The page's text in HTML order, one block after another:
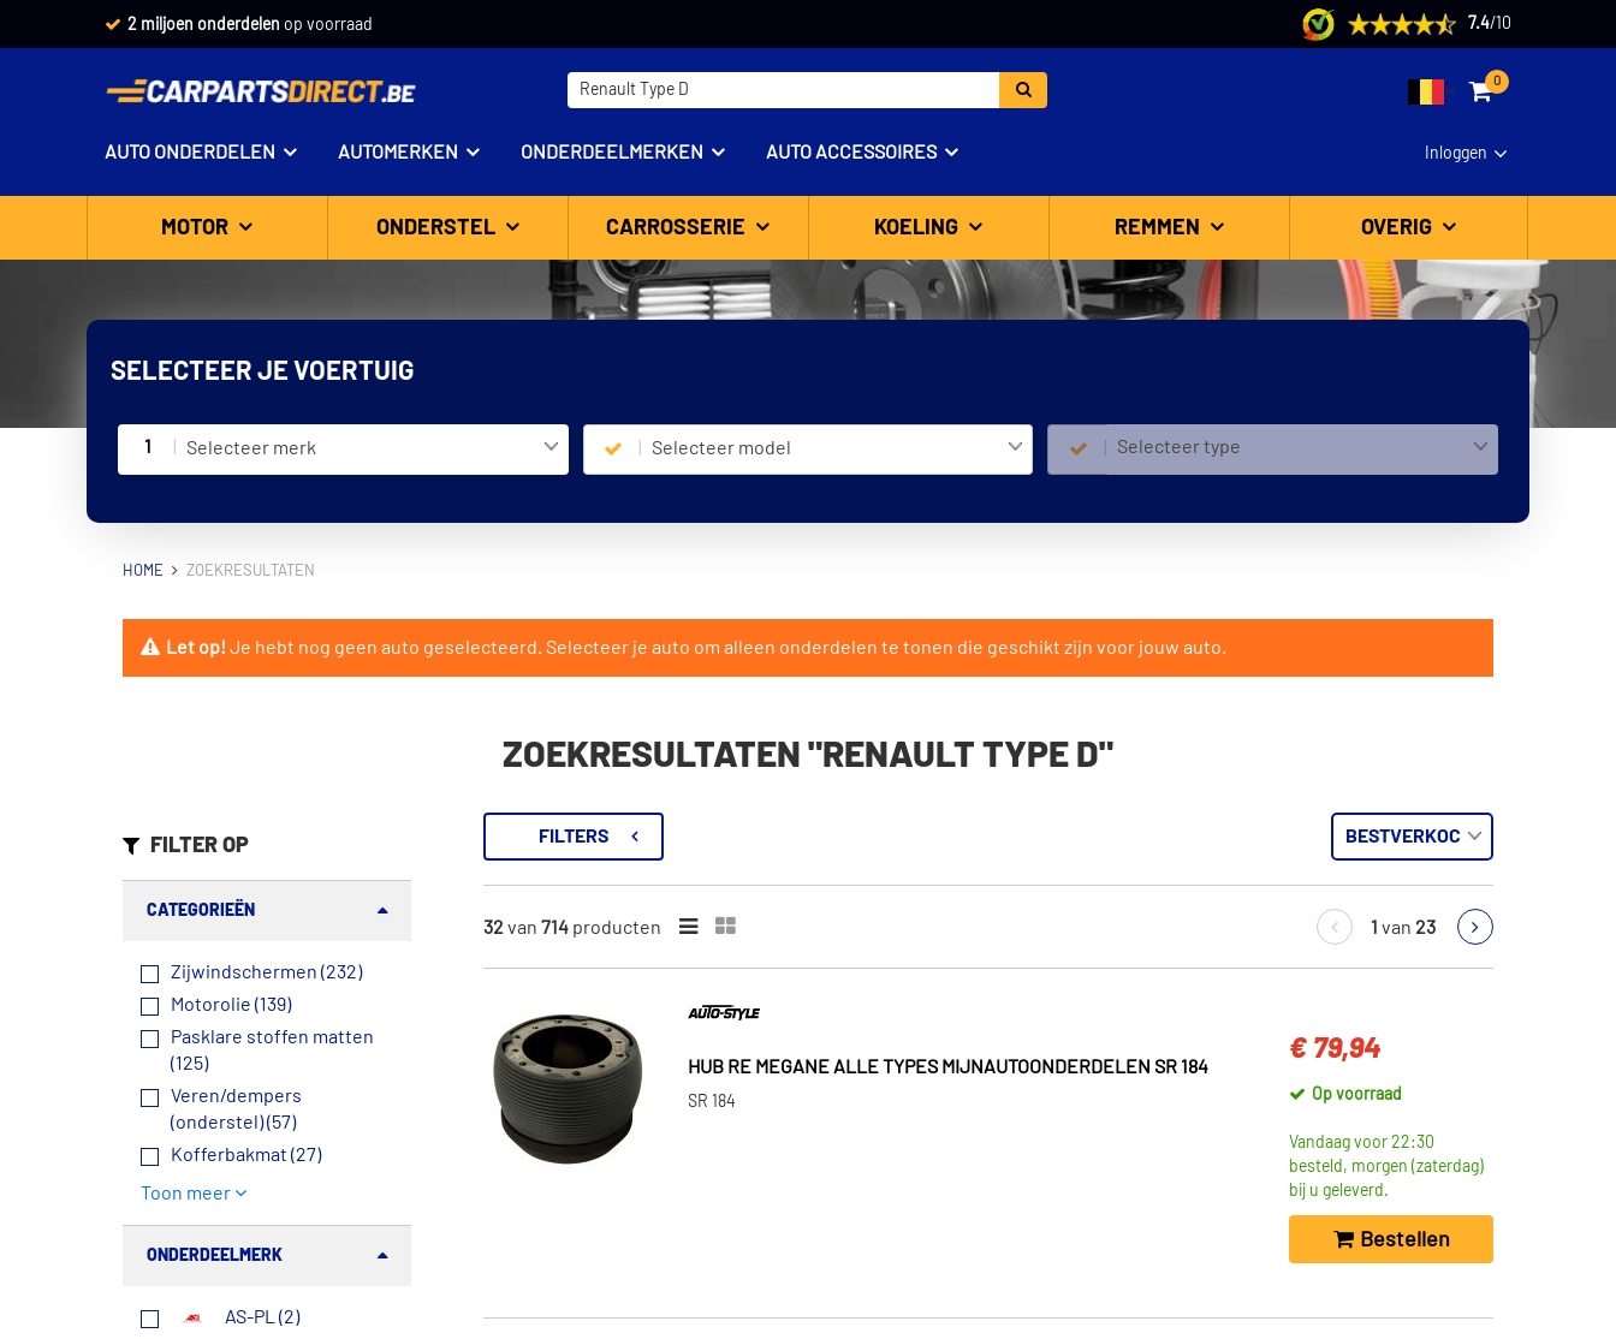
2 miljoen onderdelen op voorraad 7.4/ 10
0
Inloggen
AUTO ONDERDELEN AUTOMERKEN ONDERDEELMERKEN AUTO ACCESSOIRES
MOTOR ONDERSTEL CARROSSERIE KOELING REMMEN OVERIG
SELECTEER JE VOERTUIG
1 Selecteer merk Selecteer model Selecteer type
HOME ZOEKRESULTATEN
Let op!Je hebt nog geen auto geselecteerd. Selecteer je auto om alleen onderdelen te tonen die geschikt zijn voor jouw auto.
ZOEKRESULTATEN "RENAULT TYPE D"
FILTER OP
CATEGORIEËN
Zijwindschermen (232)
Motorolie (139)
Pasklare stoffen matten
(125)
Veren/dempers
(onderstel) (57)
Kofferbakmat (27)
Toon meer
ONDERDEELMERK
AS-PL (2)
FILTERS
32van 714 producten 1 van 23
HUB RE MEGANE ALLE TYPES MIJNAUTOONDERDELEN SR 184
SR 184
€ 79,94
Op voorraad
Vandaag voor 22:30
besteld, morgen (zaterdag)
bij u geleverd.
Bestellen